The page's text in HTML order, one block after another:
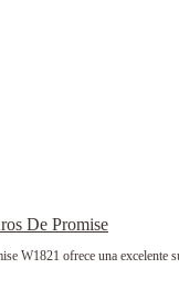
De Promise
W1821 ofrece una excelente